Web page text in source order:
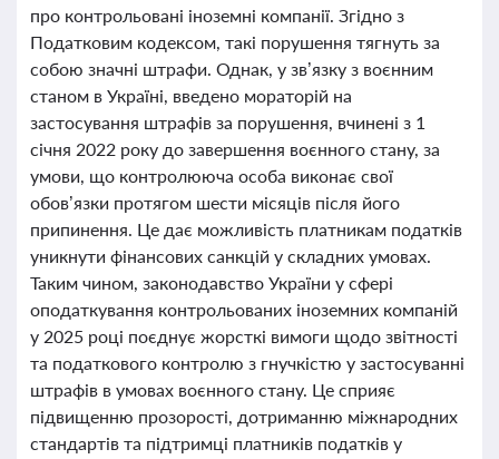
про контрольовані іноземні компанії. Згідно з
Податковим кодексом, такі порушення тягнуть за
собою значні штрафи. Однак, у зв’язку з воєнним
станом в Україні, введено мораторій на
застосування штрафів за порушення, вчинені з 1
січня 2022 року до завершення воєнного стану, за
умови, що контролююча особа виконає свої
обов’язки протягом шести місяців після його
припинення. Це дає можливість платникам податків
уникнути фінансових санкцій у складних умовах.
Таким чином, законодавство України у сфері
оподаткування контрольованих іноземних компаній
у 2025 році поєднує жорсткі вимоги щодо звітності
та податкового контролю з гнучкістю у застосуванні
штрафів в умовах воєнного стану. Це сприяє
підвищенню прозорості, дотриманню міжнародних
стандартів та підтримці платників податків у